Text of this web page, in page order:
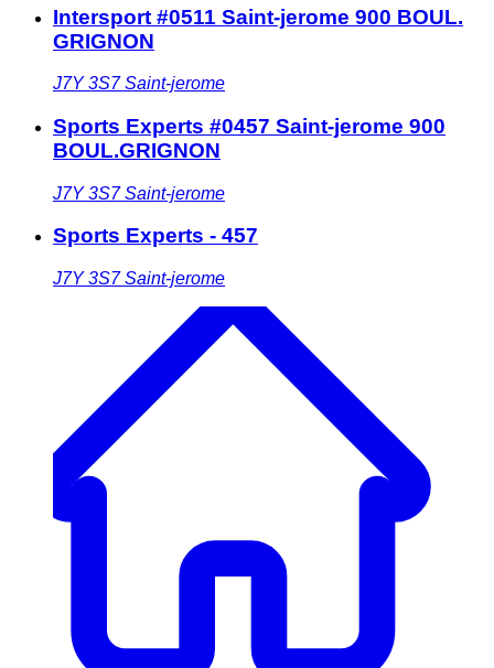
Intersport #0511 Saint-jerome 900 BOUL.
GRIGNON
J7Y 3S7 Saint-jerome
Sports Experts #0457 Saint-jerome 900
BOUL.GRIGNON
J7Y 3S7 Saint-jerome
Sports Experts - 457
J7Y 3S7 Saint-jerome